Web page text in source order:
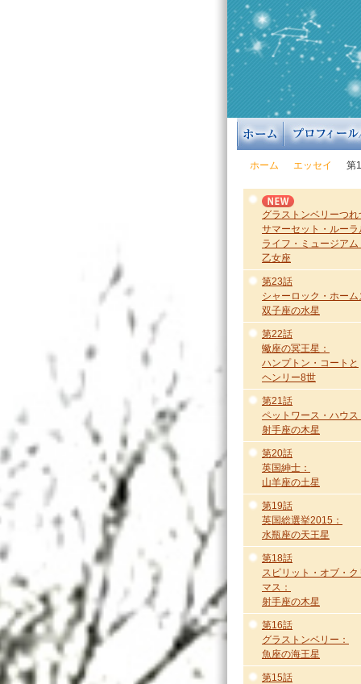
ホーム エッセイ 第
グラストンベリーつれ
サマーセット・ルーラ
ライフ・ミュージアム
乙女座
第23話
シャーロック・ホーム
双子座の水星
第22話
蠍座の冥王星：
ハンプトン・コートと
ヘンリー8世
第21話
ペットワース・ハウス
射手座の木星
第20話
英国紳士：
山羊座の土星
第19話
英国総選挙2015：
水瓶座の天王星
第18話
スピリット・オブ・ク
マス：
射手座の木星
第16話
グラストンベリー：
魚座の海王星
第15話